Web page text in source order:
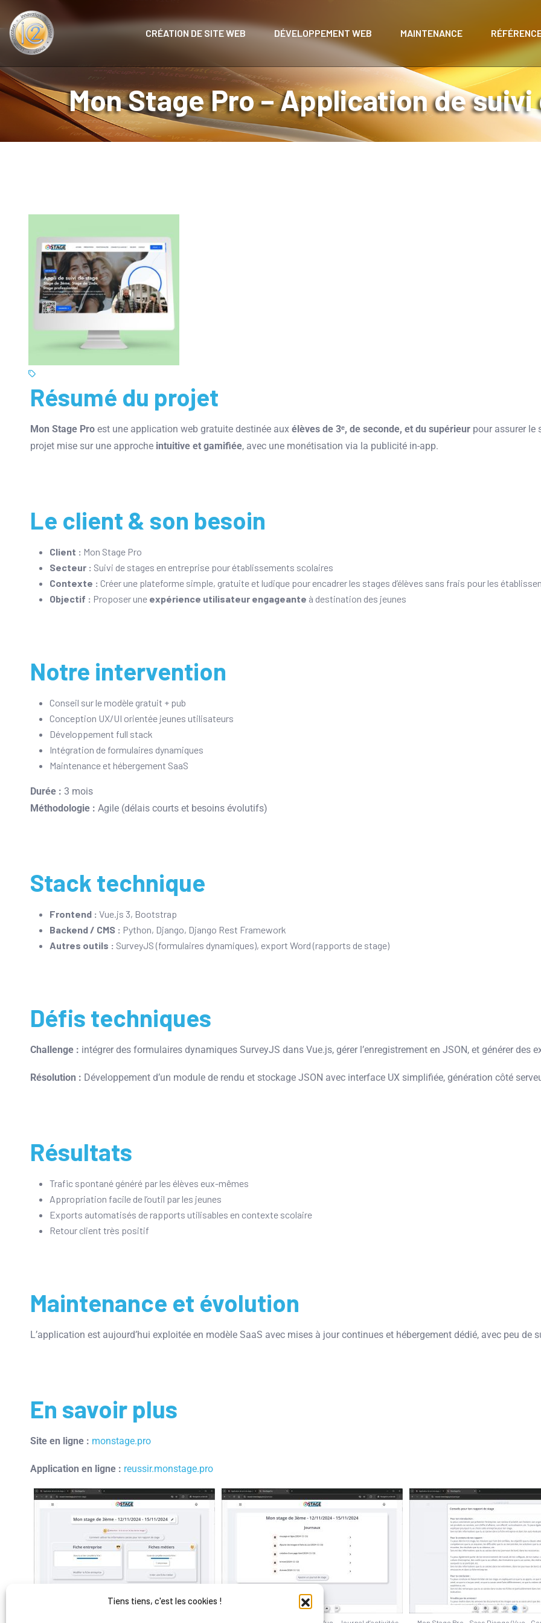
Tiens tiens, c'est les cookies !
CRÉATION DE SITE WEB DÉVELOPPEMENT WEB MAINTENANCE
Mon Stage Pro – Application de
Résumé du projet
Mon Stage Pro est une application web gratuite destinée aux élèves de 3ᵉ, de seconde, et du supérieur pour assurer le
projet mise sur une approche intuitive et gamifiée, avec une monétisation via la publicité in-app.
Le client & son besoin
Client : Mon Stage Pro
Secteur : Suivi de stages en entreprise pour établissements scolaires
Contexte : Créer une plateforme simple, gratuite et ludique pour encadrer les stages d’élèves sans frais pour les
Objectif : Proposer une expérience utilisateur engageante à destination des jeunes
Notre intervention
Conseil sur le modèle gratuit + pub
Conception UX/UI orientée jeunes utilisateurs
Développement full stack
Intégration de formulaires dynamiques
Maintenance et hébergement SaaS
Durée : 3 mois
Méthodologie : Agile (délais courts et besoins évolutifs)
Stack technique
Frontend : Vue.js 3, Bootstrap
Backend / CMS : Python, Django, Django Rest Framework
Autres outils : SurveyJS (formulaires dynamiques), export Word (rapports de stage)
Défis techniques
Challenge : intégrer des formulaires dynamiques SurveyJS dans Vue.js, gérer l’enregistrement en JSON, et générer des
Résolution : Développement d’un module de rendu et stockage JSON avec interface UX simplifiée, génération côté
Résultats
Trafic spontané généré par les élèves eux-mêmes
Appropriation facile de l’outil par les jeunes
Exports automatisés de rapports utilisables en contexte scolaire
Retour client très positif
Maintenance et évolution
L’application est aujourd’hui exploitée en modèle SaaS avec mises à jour continues et hébergement dédié, avec peu de
En savoir plus
Site en ligne : monstage.pro
Application en ligne : reussir.monstage.pro